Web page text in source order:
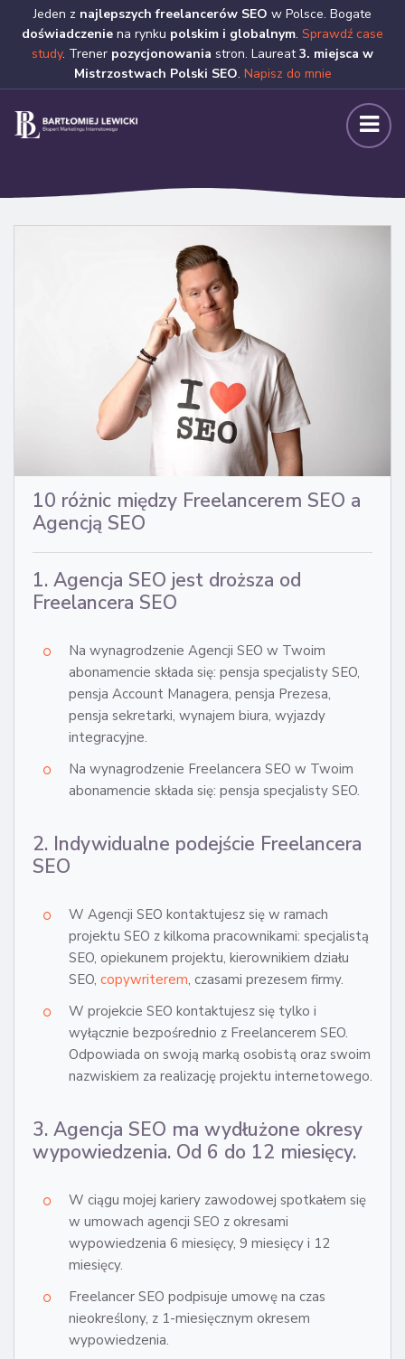
Jeden z najlepszych freelancerów SEO w Polsce. Bogate
doświadczenie na rynku polskim i globalnym. Sprawdź case
study. Trener pozycjonowania stron. Laureat3. miejsca w
Mistrzostwach Polski SEO. Napisz do mnie
10 różnic między Freelancerem SEO a
Agencją SEO
1. Agencja SEO jest droższa od
Freelancera SEO
Na wynagrodzenie Agencji SEO w Twoim
abonamencie składa się: pensja specjalisty SEO,
pensja Account Managera, pensja Prezesa,
pensja sekretarki, wynajem biura, wyjazdy
integracyjne.
Na wynagrodzenie Freelancera SEO w Twoim
abonamencie składa się: pensja specjalisty SEO.
2. Indywidualne podejście Freelancera
SEO
W Agencji SEO kontaktujesz się w ramach
projektu SEO z kilkoma pracownikami: specjalistą
SEO, opiekunem projektu, kierownikiem działu
SEO, copywriterem, czasami prezesem firmy.
W projekcie SEO kontaktujesz się tylko i
wyłącznie bezpośrednio z Freelancerem SEO.
Odpowiada on swoją marką osobistą oraz swoim
nazwiskiem za realizację projektu internetowego.
3. Agencja SEO ma wydłużone okresy
wypowiedzenia. Od 6 do 12 miesięcy.
W ciągu mojej kariery zawodowej spotkałem się
w umowach agencji SEO z okresami
wypowiedzenia 6 miesięcy, 9 miesięcy i 12
miesięcy.
Freelancer SEO podpisuje umowę na czas
nieokreślony, z 1-miesięcznym okresem
wypowiedzenia.